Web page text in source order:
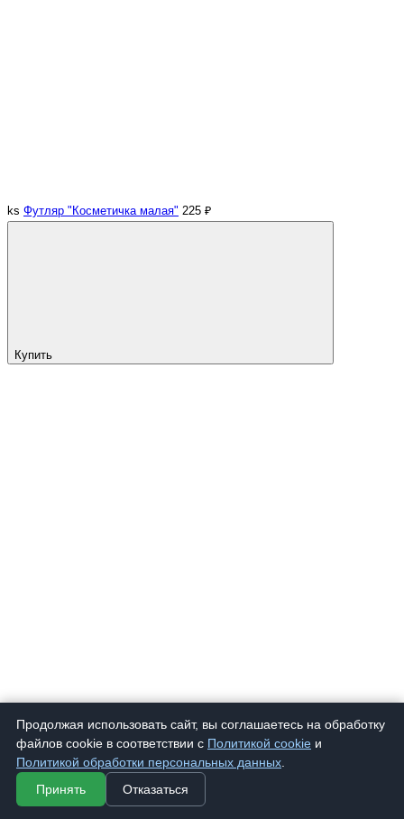
ks Футляр "Косметичка малая" 225 ₽
Купить
Продолжая использовать сайт, вы соглашаетесь на обработку
файлов cookie в соответствии с Политикой cookie и
Политикой обработки персональных данных
Принять
Отказаться